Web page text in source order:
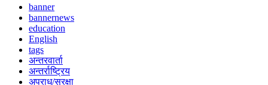
banner
bannernews
education
English
tags
अन्तरवार्ता
अन्तर्राष्ट्रिय
अपराध/सुरक्षा